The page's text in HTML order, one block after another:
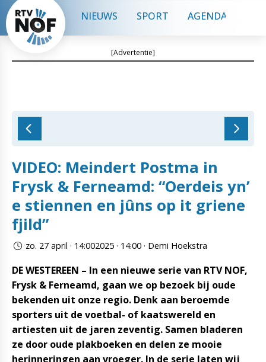
NIEUWS SPORT AGENDA
[Advertentie]
VIDEO: Meindert Postma in
Frysk & Ferneamd: “Oerdeis yn’
e stiennen en jûns op it griene
fjild”
zo. 27 april · 14:002025 · 14:00 · Demi Hoekstra
DE WESTEREEN – In een nieuwe serie van RTV NOF,
Frysk & Ferneamd, gaan we op bezoek bij oude
bekenden uit onze regio. Denk aan beroemde
sporters uit de voetbal- of kaatswereld en
artiesten uit de jaren zeventig. Samen bladeren
ze door oude plakboeken en delen ze mooie
herinneringen aan vroeger. In de serie laten wij